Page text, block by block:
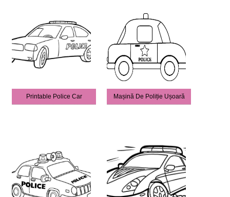
Printable Police Car Mașină De Poliție Ușoară